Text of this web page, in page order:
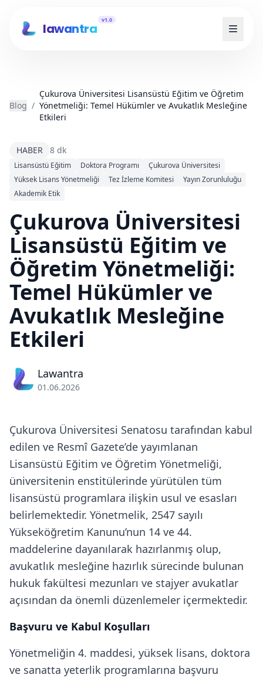
lawantra
v1.0
Blog /
Çukurova Üniversitesi Lisansüstü Eğitim ve Öğretim
Yönetmeliği: Temel Hükümler ve Avukatlık Mesleğine
Etkileri
HABER 8 dk
Lisansüstü Eğitim Doktora Programı
Çukurova Üniversitesi
Yüksek Lisans Yönetmeliği
Tez İzleme Komitesi
Yayın Zorunluluğu
Akademik Etik
Çukurova Üniversitesi
Lisansüstü Eğitim ve
Öğretim Yönetmeliği:
Temel Hükümler ve
Avukatlık Mesleğine
Etkileri
Lawantra
01.06.2026
Çukurova Üniversitesi Senatosu tarafından kabul
edilen ve Resmî Gazete’de yayımlanan
Lisansüstü Eğitim ve Öğretim Yönetmeliği,
üniversitenin enstitülerinde yürütülen tüm
lisansüstü programlara ilişkin usul ve esasları
belirlemektedir. Yönetmelik, 2547 sayılı
Yükseköğretim Kanunu’nun 14 ve 44.
maddelerine dayanılarak hazırlanmış olup,
avukatlık mesleğine hazırlık sürecinde bulunan
hukuk fakültesi mezunları ve stajyer avukatlar
açısından da önemli düzenlemeler içermektedir.
Başvuru ve Kabul Koşulları
Yönetmeliğin 4. maddesi, yüksek lisans, doktora
ve sanatta yeterlik programlarına başvuru